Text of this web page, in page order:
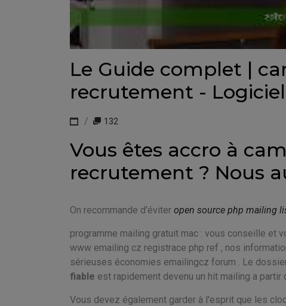
Le Guide complet |
recrutement -
132
Vous êtes accro à
recrutement ? Nous
On recommande d'éviter open source php mailing
programme mailing gratuit mac : vous conseille et
www emailing cz registrace php ref , nos
sérieuses économies emailingcz forum . Le
fiable est rapidement devenu un hit mailing a partir
Vous devez également garder à l'esprit que les